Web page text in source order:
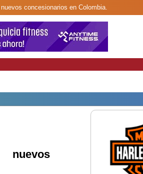
concesionarios en Colombia.